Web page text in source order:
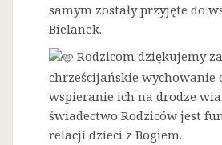
samym zostały przyjęte do
Bielanek.
Rodzicom dziękujemy za
chrześcijańskie wychowanie
wspieranie ich na drodze
świadectwo Rodziców jest
relacji dzieci z Bogiem.